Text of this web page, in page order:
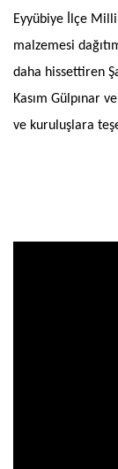
Eyyübiye İlçe
malzemesi
daha hissettiren
Kasım Gülpınar
ve kuruluşlara